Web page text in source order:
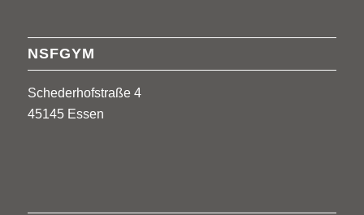
NSFGYM
Schederhofstraße 4
45145 Essen